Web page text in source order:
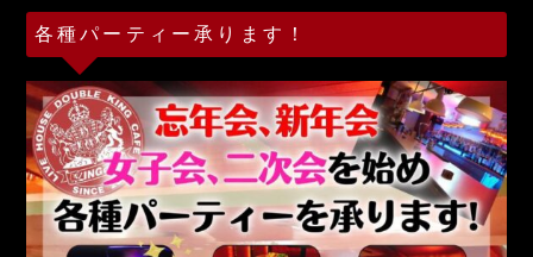
各種パーティー承ります！